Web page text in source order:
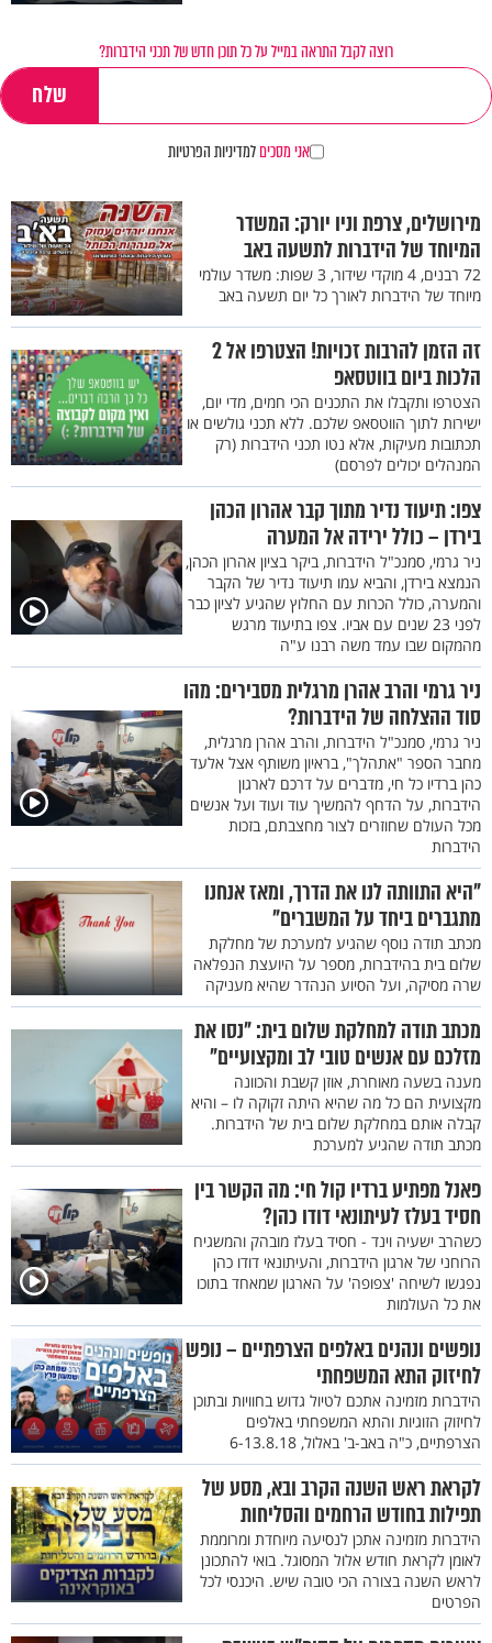
רוצה לקבל התראה במייל על כל תוכן חדש של תכני הידברות?
אני מסכיםלמדיניות הפרטיות
מירושלים, צרפת וניו יורק: המשדר
המיוחד של הידברות לתשעה באב
72 רבנים, 4 מוקדי שידור, 3 שפות: משדר עולמי
מיוחד של הידברות לאורך כל יום תשעה באב
זה הזמן להרבות זכויות! הצטרפו אל 2
הלכות ביום בווטסאפ
הצטרפו ותקבלו את התכנים הכי חמים, מדי יום,
ישירות לתוך הווטסאפ שלכם. ללא תכני גולשים או
תכתובות מעיקות, אלא נטו תכני הידברות (רק
המנהלים יכולים לפרסם)
צפו: תיעוד נדיר מתוך קבר אהרון הכהן
בירדן – כולל ירידה אל המערה
ניר גרמי, סמנכ"ל הידברות, ביקר בציון אהרון הכהן,
הנמצא בירדן, והביא עמו תיעוד נדיר של הקבר
והמערה, כולל הכרות עם החלוץ שהגיע לציון כבר
לפני 23 שנים עם אביו. צפו בתיעוד מרגש
מהמקום שבו עמד משה רבנו ע"ה
ניר גרמי והרב אהרן מרגלית מסבירים: מהו
סוד ההצלחה של הידברות?
ניר גרמי, סמנכ"ל הידברות, והרב אהרן מרגלית,
מחבר הספר "אתהלך", בראיון משותף אצל אלעד
כהן ברדיו כל חי, מדברים על דרכם לארגון
הידברות, על הדחף להמשיך עוד ועוד ועל אנשים
מכל העולם שחוזרים לצור מחצבתם, בזכות
הידברות
"היא התוותה לנו את הדרך, ומאז אנחנו
מתגברים ביחד על המשברים"
מכתב תודה נוסף שהגיע למערכת של מחלקת
שלום בית בהידברות, מספר על היועצת הנפלאה
שרה מסיקה, ועל הסיוע הנהדר שהיא מעניקה
מכתב תודה למחלקת שלום בית: "נסו את
מזלכם עם אנשים טובי לב ומקצועיים"
מענה בשעה מאוחרת, אוזן קשבת והכוונה
מקצועית הם כל מה שהיא היתה זקוקה לו – והיא
קבלה אותם במחלקת שלום בית של הידברות.
מכתב תודה שהגיע למערכת
פאנל מפתיע ברדיו קול חי: מה הקשר בין
חסיד בעלז לעיתונאי דודו כהן?
כשהרב ישעיה וינד - חסיד בעלז מובהק והמשגיח
הרוחני של ארגון הידברות, והעיתונאי דודו כהן
נפגשו לשיחה 'צפופה' על הארגון שמאחד בתוכו
את כל העולמות
נופשים ונהנים באלפים הצרפתיים – נופש
לחיזוק התא המשפחתי
הידברות מזמינה אתכם לטיול גדוש בחוויות ובתוכן
לחיזוק הזוגיות והתא המשפחתי באלפים
הצרפתיים, כ"ה באב-ב' באלול, 6-13.8.18
לקראת ראש השנה הקרב ובא, מסע של
תפילות בחודש הרחמים והסליחות
הידברות מזמינה אתכן לנסיעה מיוחדת ומרוממת
לאומן לקראת חודש אלול המסוגל. בואי להתכונן
לראש השנה בצורה הכי טובה שיש. היכנסי לכל
הפרטים